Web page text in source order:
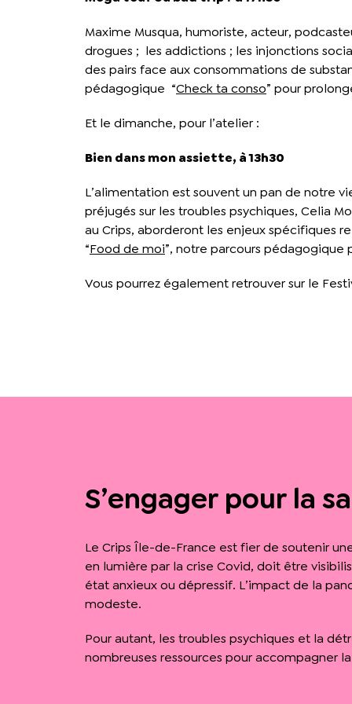
Maxime Musqua, humoriste, acteur,
drogues ; les addictions ; les injonctions
des pairs face aux consommations de
pédagogique “Check ta conso” pour
Et le dimanche, pour l’atelier :
Bien dans mon assiette, à 13h30
L’alimentation est souvent un pan de notre
préjugés sur les troubles psychiques, Celia
au Crips, aborderont les enjeux spécifiques
“Food de moi”, notre parcours pédagogique
Vous pourrez également retrouver sur le
S’engager pour la
Le Crips Île-de-France est fier de soutenir
en lumière par la crise Covid, doit être
état anxieux ou dépressif. L’impact de la
modeste.
Pour autant, les troubles psychiques et la
nombreuses ressources pour accompagner